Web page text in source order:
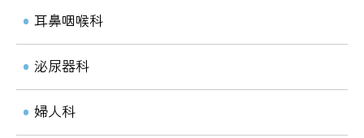
耳鼻咽喉科
泌尿器科
婦人科